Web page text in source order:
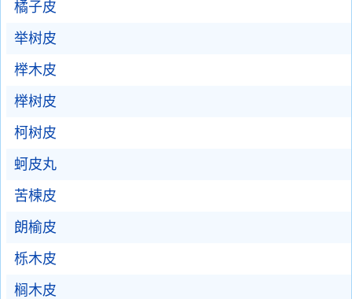
橘子皮
举树皮
榉木皮
榉树皮
柯树皮
蚵皮丸
苦楝皮
朗榆皮
栎木皮
榈木皮